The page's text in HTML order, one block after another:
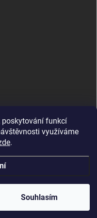
poskytování funkcí
využíváme
.
Souhlasím
zboží
práva vyhrazena.Upravit